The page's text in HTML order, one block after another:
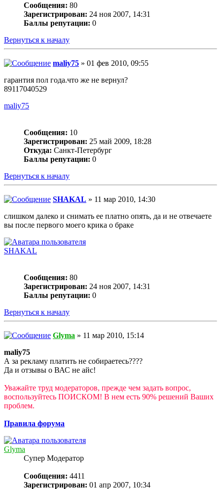
Сообщения: 80
Зарегистрирован: 24 ноя 2007, 14:31
Баллы репутации: 0
Вернуться к началу
maliy75 » 01 фев 2010, 09:55
гарантия пол года.что же не вернул?
89117040529
maliy75
Сообщения: 10
Зарегистрирован: 25 май 2009, 18:28
Откуда: Санкт-Петербург
Баллы репутации: 0
Вернуться к началу
SHAKAL » 11 мар 2010, 14:30
слишком далеко и снимать ее платно опять, да и не отвечаете
вы после первого моего крика о браке
SHAKAL
Сообщения: 80
Зарегистрирован: 24 ноя 2007, 14:31
Баллы репутации: 0
Вернуться к началу
Glyma » 11 мар 2010, 15:14
maliy75
А за рекламу платить не собираетесь????
Да и отзывы о ВАС не айс!
Уважайте труд модераторов, прежде чем задать вопрос,
воспользуйтесь ПОИСКОМ! В нем есть 90% решений Ваших
проблем.
Правила форума
Glyma
Супер Модератор
Сообщения: 4411
Зарегистрирован: 01 апр 2007, 10:34